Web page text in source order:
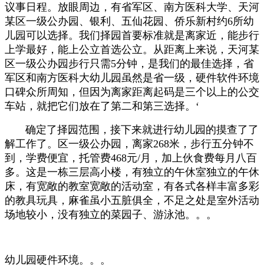
议事日程。放眼周边，有省军区、南方医科大学、天河
某区一级公办园、银利、五仙花园、侨乐新村约6所幼
儿园可以选择。我们择园首要标准就是离家近，能步行
上学最好，能上公立首选公立。从距离上来说，天河某
区一级公办园步行只需5分钟，是我们的最佳选择，省
军区和南方医科大幼儿园虽然是省一级，硬件软件环境
口碑众所周知，但因为离家距离起码是三个以上的公交
车站，就把它们放在了第二和第三选择。‘
确定了择园范围，接下来就进行幼儿园的摸查了了
解工作了。区一级公办园，离家268米，步行五分钟不
到，学费便宜，托管费468元/月，加上伙食费每月八百
多。 这是一栋三层高小楼，有独立的午休室独立的午休
床，有宽敞的教室宽敞的活动室，有各式各样丰富多彩
的教具玩具，麻雀虽小五脏俱全， 不足之处是室外活动
场地较小，没有独立的菜园子、游泳池。。。
幼儿园硬件环境。。。